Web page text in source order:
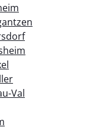
Val